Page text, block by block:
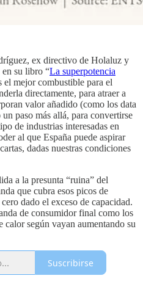
ex directivo de Holaluz y
en su libro “La superpotencia
el mejor combustible para el
directamente, para atraer a
valor añadido (como los data
paso más allá, para convertirse
de industrias interesadas en
al que España puede aspirar
dadas nuestras condiciones
a la presunta “ruina” del
que cubra esos picos de
dado el exceso de capacidad.
de consumidor final como los
calor según vayan aumentando su
Suscribirse